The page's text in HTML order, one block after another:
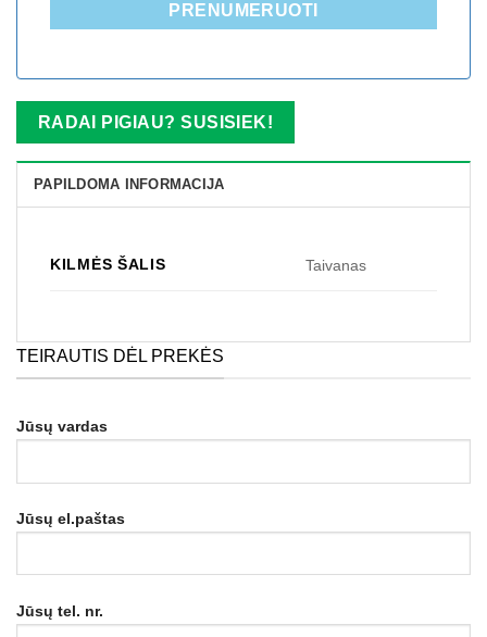
PRENUMERUOTI
RADAI PIGIAU? SUSISIEK!
PAPILDOMA INFORMACIJA
KILMĖS ŠALIS Taivanas
TEIRAUTIS DĖL PREKĖS
Jūsų vardas
Jūsų el.paštas
Jūsų tel. nr.